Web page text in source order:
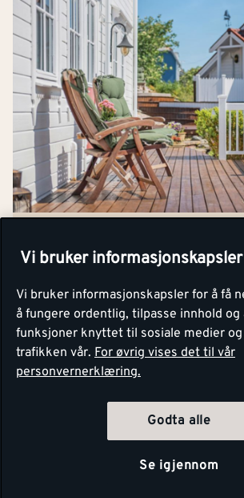
Vår ekspertguide til et
strøkent resultat
Les mer
Kjøpsinformasjon
Kjøpsbetingelser
Betaling
Netthandel
Retur- og angrerettsskjema
Kontakt oss
Tjenester
Montér Klubb
Medlemsavtaler
Montér Bedrift
Prismatch
100% fornøydgaranti
Vi bruker informasjonskapsler
Vi bruker informasjonskapsler for å få
å fungere ordentlig, tilpasse innhold
funksjoner knyttet til sosiale medier og
trafikken vår. For øvrig vises det til vår
personvernerklæring.
Godta alle
Se igjennom